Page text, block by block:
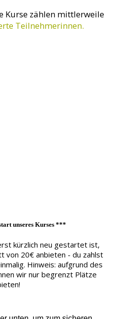
Kurse zählen mittlerweile
Teilnehmerinnen.
unseres Kurses ***
kürzlich neu gestartet ist,
von 20€ anbieten - du zahlst
Hinweis: aufgrund des
wir nur begrenzt Plätze